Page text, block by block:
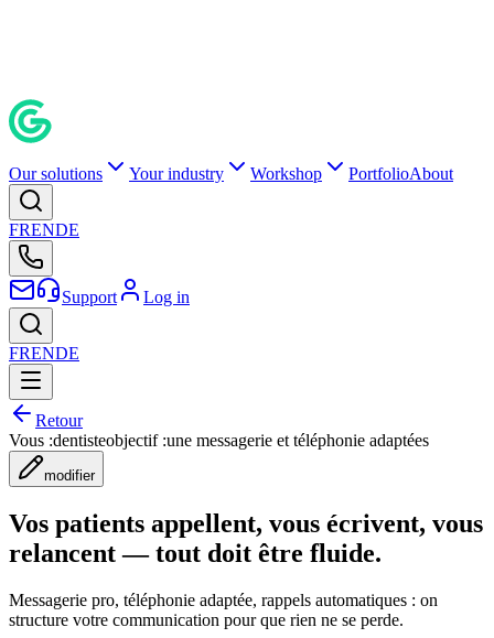
Our solutions Your industry Workshop PortfolioAbout
FRENDE
Support Log in
FRENDE
Retour
Vous :dentisteobjectif :une messagerie et téléphonie adaptées
modifier
Vos patients appellent, vous écrivent, vous
relancent — tout doit être fluide.
Messagerie pro, téléphonie adaptée, rappels automatiques : on
structure votre communication pour que rien ne se perde.